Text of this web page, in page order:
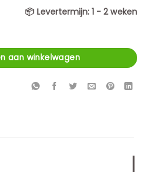
📦 Levertermijn: 1 - 2 weken
(Set of 2) aantal
aan winkelwagen